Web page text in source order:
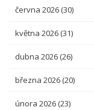
června 2026 (30)
května 2026 (31)
dubna 2026 (26)
března 2026 (20)
února 2026 (23)